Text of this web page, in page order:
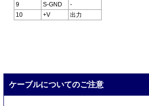
9
S-GND
-
10
+V 出力
ケーブルについてのご注意